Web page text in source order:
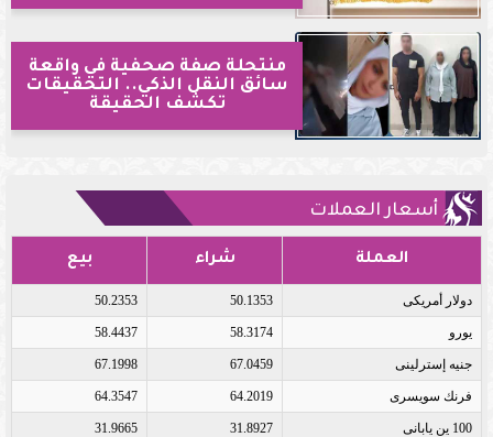
منتحلة صفة صحفية في واقعة
سائق النقل الذكي.. التحقيقات
تكشف الحقيقة
أسعار العملات
العملة شراء بيع
دولار أمريكى 50.1353
50.2353
يورو 58.3174
58.4437
جنيه إسترلينى 67.0459
67.1998
فرنك سويسرى 64.2019
64.3547
100 ين يابانى 31.8927
31.9665